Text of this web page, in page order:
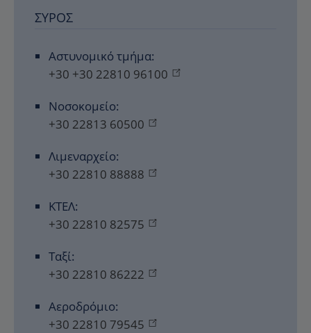
ΣΎΡΟΣ
Αστυνομικό τμήμα:
+30 +30 22810 96100
Νοσοκομείο:
+30 22813 60500
Λιμεναρχείο:
+30 22810 88888
ΚΤΕΛ:
+30 22810 82575
Ταξί:
+30 22810 86222
Αεροδρόμιο:
+30 22810 79545